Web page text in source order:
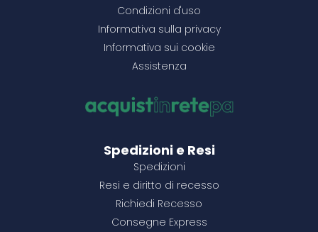
Condizioni d'uso
Informativa sulla privacy
Informativa sui cookie
Assistenza
Spedizioni e Resi
Spedizioni
Resi e diritto di recesso
Richiedi Recesso
Consegne Express